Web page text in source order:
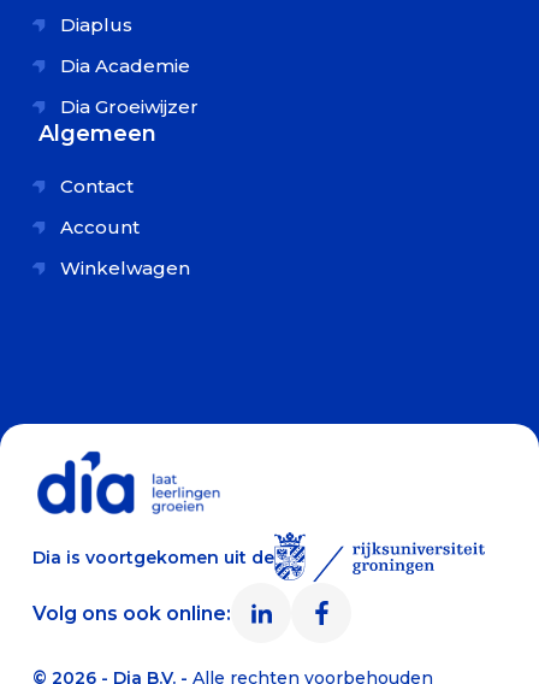
Diaplus
Dia Academie
Dia Groeiwijzer
Algemeen
Contact
Account
Winkelwagen
Dia is voortgekomen uit de
Volg ons ook online:
© 2026 - Dia B.V. - Alle rechten voorbehouden